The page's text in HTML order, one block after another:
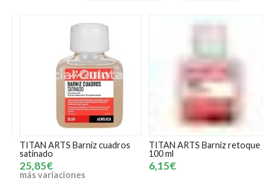
TITAN ARTS Barniz cuadros
satinado
25,85€
más variaciones
TITAN ARTS Barniz retoque
100 ml
6,15€